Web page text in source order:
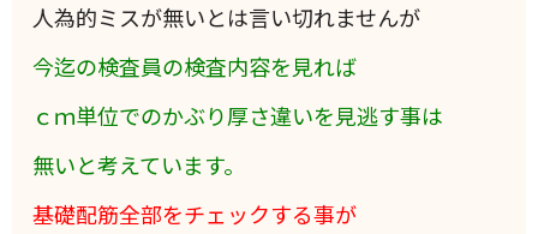
人為的ミスが無いとは言い切れませんが
今迄の検査員の検査内容を見れば
ｃｍ単位でのかぶり厚さ違いを見逃す事は
無いと考えています。
基礎配筋全部をチェックする事が